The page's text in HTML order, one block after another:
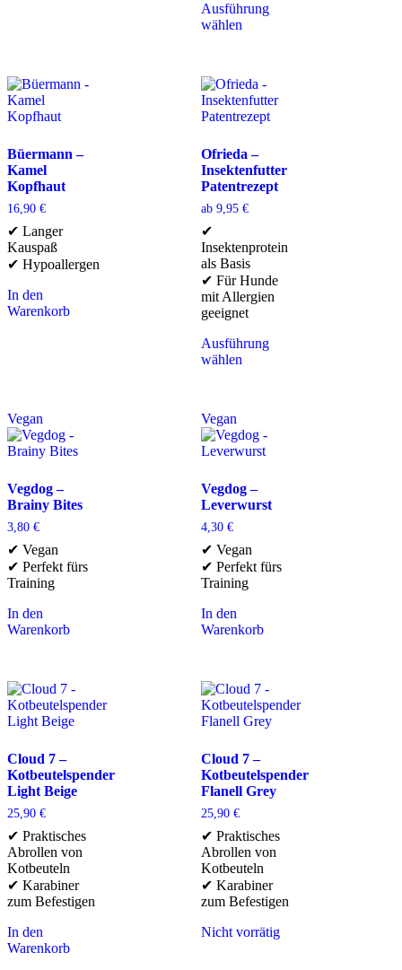
Ausführung
wählen
Büermann –
Kamel
Kopfhaut
16,90 €
✔ Langer
Kauspaß
✔ Hypoallergen
In den
Warenkorb
Ofrieda –
Insektenfutter
Patentrezept
ab 9,95 €
✔
Insektenprotein
als Basis
✔ Für Hunde
mit Allergien
geeignet
Ausführung
wählen
Vegan
Vegdog –
Brainy Bites
3,80 €
✔ Vegan
✔ Perfekt fürs
Training
In den
Warenkorb
Vegan
Vegdog –
Leverwurst
4,30 €
✔ Vegan
✔ Perfekt fürs
Training
In den
Warenkorb
Cloud 7 –
Kotbeutelspender
Light Beige
25,90 €
✔ Praktisches
Abrollen von
Kotbeuteln
✔ Karabiner
zum Befestigen
In den
Warenkorb
Cloud 7 –
Kotbeutelspender
Flanell Grey
25,90 €
✔ Praktisches
Abrollen von
Kotbeuteln
✔ Karabiner
zum Befestigen
Nicht vorrätig